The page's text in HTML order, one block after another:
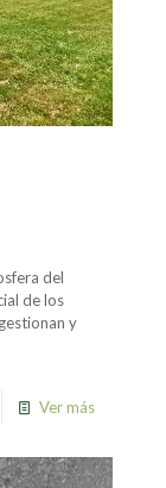
del
de los
y
Ver más